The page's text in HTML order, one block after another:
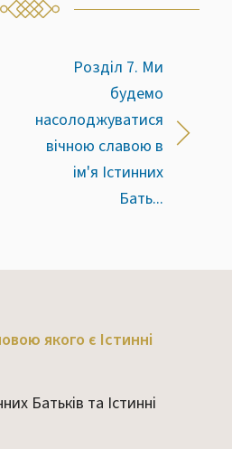
Розділ 7. Ми
будемо
насолоджуватися
вічною славою в
ім'я Істинних
Бать...
якого є Істинні
Батьків та Істинні